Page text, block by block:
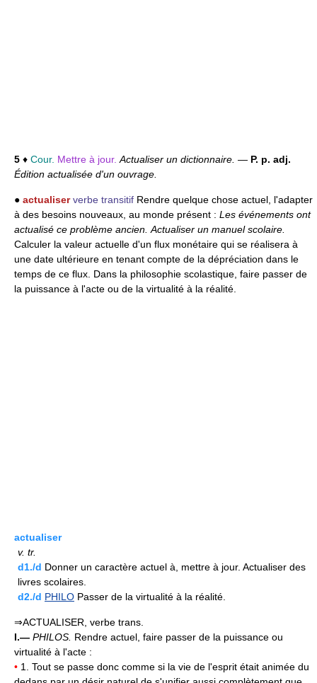
5 ♦ Cour. Mettre à jour. Actualiser un dictionnaire. — P. p. adj.
Édition actualisée d'un ouvrage.
● actualiser verbe transitif Rendre quelque chose actuel, l'adapter
à des besoins nouveaux, au monde présent : Les événements ont
actualisé ce problème ancien. Actualiser un manuel scolaire.
Calculer la valeur actuelle d'un flux monétaire qui se réalisera à
une date ultérieure en tenant compte de la dépréciation dans le
temps de ce flux. Dans la philosophie scolastique, faire passer de
la puissance à l'acte ou de la virtualité à la réalité.
actualiser
v. tr.
d1./d Donner un caractère actuel à, mettre à jour. Actualiser des
livres scolaires.
d2./d PHILO Passer de la virtualité à la réalité.
⇒ACTUALISER, verbe trans.
I.— PHILOS. Rendre actuel, faire passer de la puissance ou
virtualité à l'acte :
• 1. Tout se passe donc comme si la vie de l'esprit était animée du